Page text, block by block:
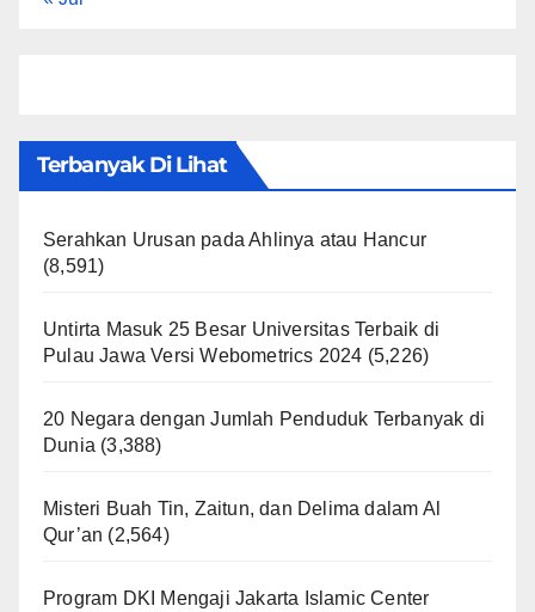
Terbanyak Di Lihat
Serahkan Urusan pada Ahlinya atau Hancur
(8,591)
Untirta Masuk 25 Besar Universitas Terbaik di
Pulau Jawa Versi Webometrics 2024 (5,226)
20 Negara dengan Jumlah Penduduk Terbanyak di
Dunia (3,388)
Misteri Buah Tin, Zaitun, dan Delima dalam Al
Qur’an (2,564)
Program DKI Mengaji Jakarta Islamic Center